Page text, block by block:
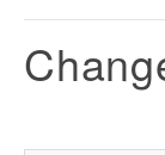
Documentation